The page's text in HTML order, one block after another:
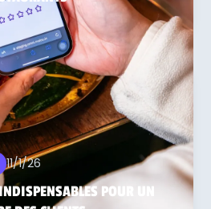
11/1/26
POUR UN